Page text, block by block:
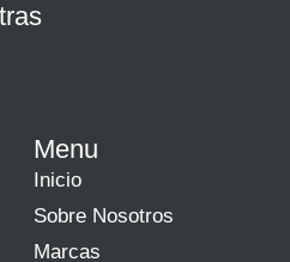
Menu
Inicio
Sobre Nosotros
Marcas